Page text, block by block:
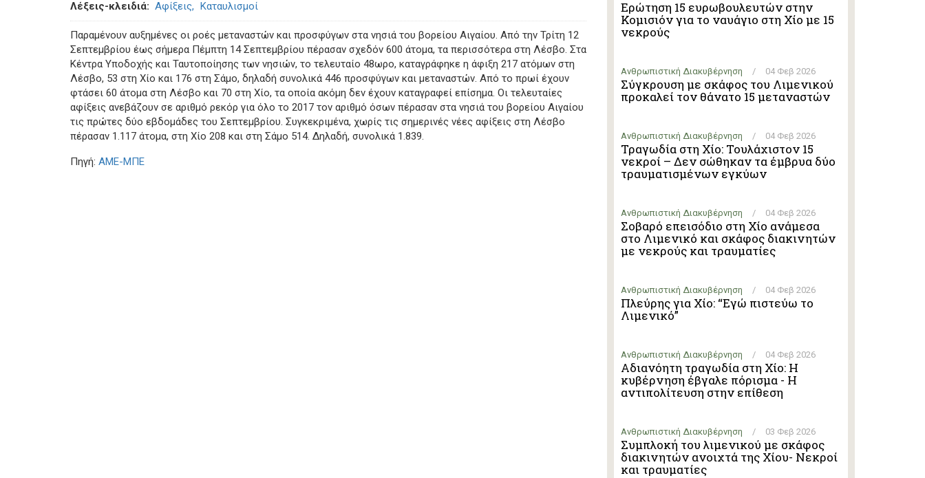
Λέξεις-κλειδιά Αφίξεις Καταυλισμοί
Παραμένουν αυξημένες οι ροές μεταναστών και προσφύγων στα νησιά του βορείου Αιγαίου. Από την Τρίτη 12
Σεπτεμβρίου έως σήμερα Πέμπτη 14 Σεπτεμβρίου πέρασαν σχεδόν 600 άτομα, τα περισσότερα στη Λέσβο. Στα
Κέντρα Υποδοχής και Ταυτοποίησης των νησιών, το τελευταίο 48ωρο, καταγράφηκε η άφιξη 217 ατόμων στη
Λέσβο, 53 στη Χίο και 176 στη Σάμο, δηλαδή συνολικά 446 προσφύγων και μεταναστών. Από το πρωί έχουν
φτάσει 60 άτομα στη Λέσβο και 70 στη Χίο, τα οποία ακόμη δεν έχουν καταγραφεί επίσημα. Οι τελευταίες
αφίξεις ανεβάζουν σε αριθμό ρεκόρ για όλο το 2017 τον αριθμό όσων πέρασαν στα νησιά του βορείου Αιγαίου
τις πρώτες δύο εβδομάδες του Σεπτεμβρίου. Συγκεκριμένα, χωρίς τις σημερινές νέες αφίξεις στη Λέσβο
πέρασαν 1.117 άτομα, στη Χίο 208 και στη Σάμο 514. Δηλαδή, συνολικά 1.839.
Πηγή: ΑΜΕ-ΜΠΕ
Ερώτηση 15 ευρωβουλευτών στην
Κομισιόν για το ναυάγιο στη Χίο με 15
νεκρούς
Ανθρωπιστική Διακυβέρνηση / 04 Φεβ 2026
Σύγκρουση με σκάφος του Λιμενικού
προκαλεί τον θάνατο 15 μεταναστών
Ανθρωπιστική Διακυβέρνηση / 04 Φεβ 2026
Τραγωδία στη Χίο: Τουλάχιστον 15
νεκροί – Δεν σώθηκαν τα έμβρυα δύο
τραυματισμένων εγκύων
Ανθρωπιστική Διακυβέρνηση / 04 Φεβ 2026
Σοβαρό επεισόδιο στη Χίο ανάμεσα
στο Λιμενικό και σκάφος διακινητών
με νεκρούς και τραυματίες
Ανθρωπιστική Διακυβέρνηση / 04 Φεβ 2026
Πλεύρης για Χίο: “Εγώ πιστεύω το
Λιμενικό”
Ανθρωπιστική Διακυβέρνηση / 04 Φεβ 2026
Αδιανόητη τραγωδία στη Χίο: Η
κυβέρνηση έβγαλε πόρισμα - Η
αντιπολίτευση στην επίθεση
Ανθρωπιστική Διακυβέρνηση / 03 Φεβ 2026
Συμπλοκή του λιμενικού με σκάφος
διακινητών ανοιχτά της Χίου- Νεκροί
και τραυματίες